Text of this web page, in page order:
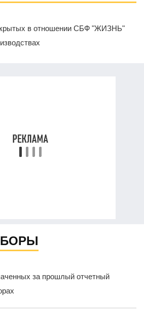
в отношении СБФ "ЖИЗНЬ"
за прошлый отчетный